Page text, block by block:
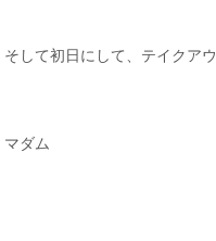
そして初日にして、テイクア
マダム